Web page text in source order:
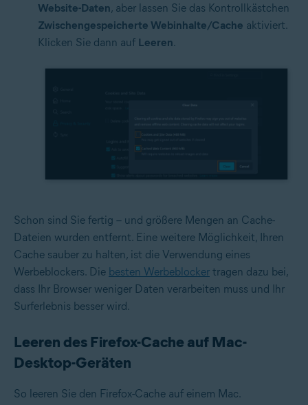
Website-Daten, aber lassen Sie das Kontrollkästchen
Zwischengespeicherte Webinhalte/Cache aktiviert.
Klicken Sie dann auf Leeren.
Schon sind Sie fertig – und größere Mengen an Cache-
Dateien wurden entfernt. Eine weitere Möglichkeit, Ihren
Cache sauber zu halten, ist die Verwendung eines
Werbeblockers. Die besten Werbeblocker tragen dazu bei,
dass Ihr Browser weniger Daten verarbeiten muss und Ihr
Surferlebnis besser wird.
Leeren des Firefox-Cache auf Mac-
Desktop-Geräten
So leeren Sie den Firefox-Cache auf einem Mac.